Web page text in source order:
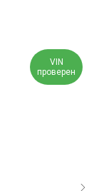
VIN
проверен